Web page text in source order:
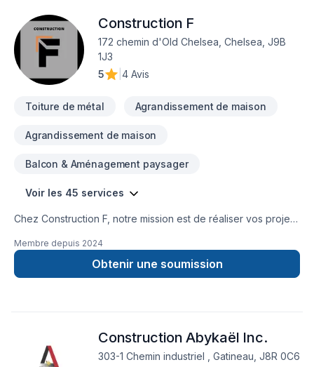
Construction F
172 chemin d'Old Chelsea, Chelsea, J9B
1J3
5
4 Avis
Toiture de métal Agrandissement de maison
Agrandissement de maison
Balcon & Aménagement paysager
Voir les 45 services
Chez Construction F, notre mission est de réaliser vos projets
durable selon vos besoins et vos aspirations.
Membre depuis 2024
Obtenir une soumission
Construction Abykaël Inc.
303-1 Chemin industriel , Gatineau, J8R 0C6